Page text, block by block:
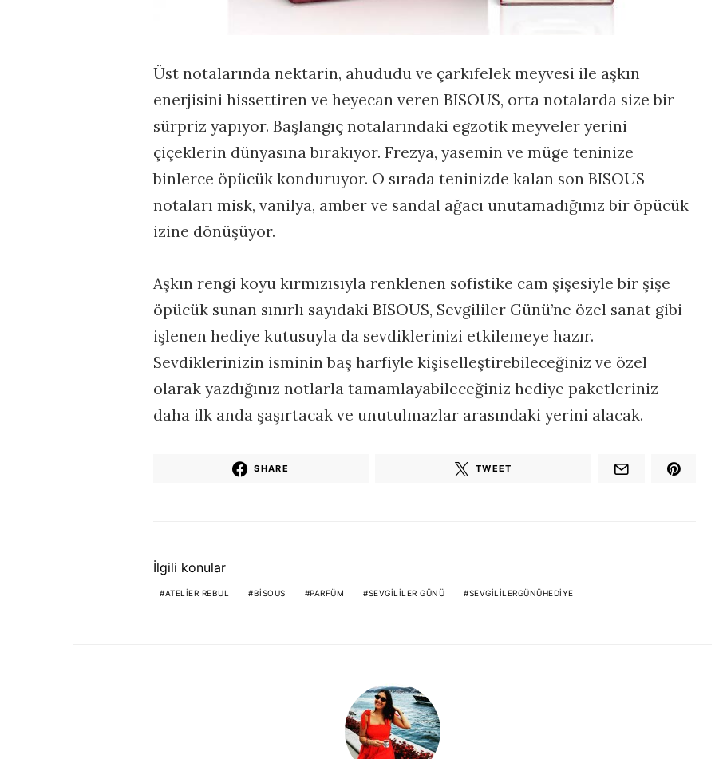
Üst notalarında nektarin, ahududu ve çarkıfelek meyvesi ile aşkın
enerjisini hissettiren ve heyecan veren BISOUS, orta notalarda size bir
sürpriz yapıyor. Başlangıç notalarındaki egzotik meyveler yerini
çiçeklerin dünyasına bırakıyor. Frezya, yasemin ve müge teninize
binlerce öpücük konduruyor. O sırada teninizde kalan son BISOUS
notaları misk, vanilya, amber ve sandal ağacı unutamadığınız bir öpücük
izine dönüşüyor.
Aşkın rengi koyu kırmızısıyla renklenen sofistike cam şişesiyle bir şişe
öpücük sunan sınırlı sayıdaki BISOUS, Sevgililer Günü’ne özel sanat gibi
işlenen hediye kutusuyla da sevdiklerinizi etkilemeye hazır.
Sevdiklerinizin isminin baş harfiyle kişiselleştirebileceğiniz ve özel
olarak yazdığınız notlarla tamamlayabileceğiniz hediye paketleriniz
daha ilk anda şaşırtacak ve unutulmazlar arasındaki yerini alacak.
SHARE TWEET
İlgili konular
ATELIER REBUL BISOUS PARFÜM SEVGILILER GÜNÜ SEVGILILERGÜNÜHEDIYE